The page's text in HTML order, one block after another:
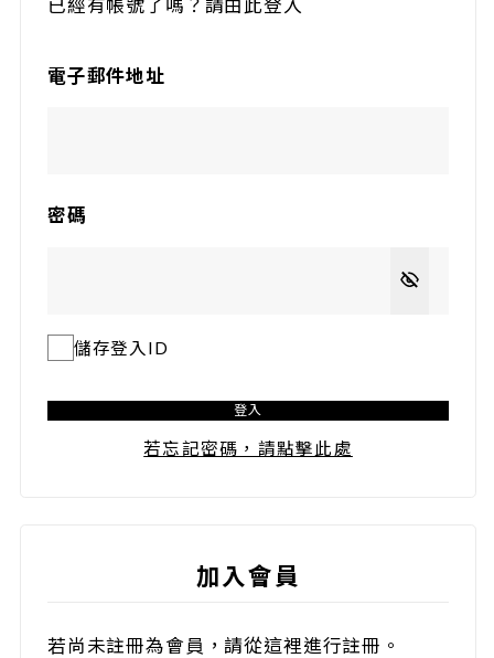
已經有帳號了嗎？請由此登入
電子郵件地址
密碼
儲存登入ID
登入
若忘記密碼，請點擊此處
加入會員
若尚未註冊為會員，請從這裡進行註冊。